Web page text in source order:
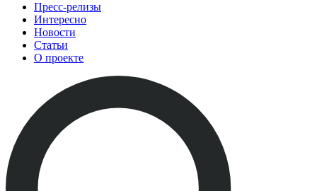
Пресс-релизы
Интересно
Новости
Статьи
О проекте